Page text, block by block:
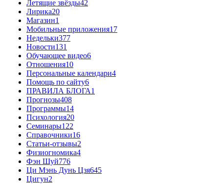
Летящие звёзды42
Лирика20
Магазин1
Мобильные приложения17
Недельки377
Новости131
Обучающее видео6
Отношения10
Персональные календари4
Помощь по сайту6
ПРАВИЛА БЛОГА1
Прогнозы408
Программы14
Психология20
Семинары122
Справочники16
Статьи-отзывы2
Физиогномика4
Фэн Шуй776
Ци Мэнь Дунь Цзя645
Цигун2